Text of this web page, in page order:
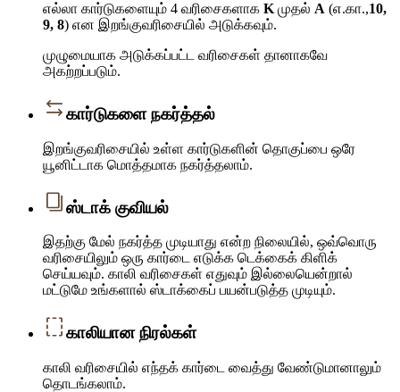
எல்லா கார்டுகளையும் 4 வரிசைகளாக Kமுதல் A (எ.கா.,10,
9, 8) என இறங்குவரிசையில் அடுக்கவும்.
முழுமையாக அடுக்கப்பட்ட வரிசைகள் தானாகவே
அகற்றப்படும்.
கார்டுகளை நகர்த்தல்
இறங்குவரிசையில் உள்ள கார்டுகளின் தொகுப்பை ஒரே
யூனிட்டாக மொத்தமாக நகர்த்தலாம்.
ஸ்டாக் குவியல்
இதற்கு மேல் நகர்த்த முடியாது என்ற நிலையில், ஒவ்வொரு
வரிசையிலும் ஒரு கார்டை எடுக்க டெக்கைக் கிளிக்
செய்யவும். காலி வரிசைகள் எதுவும் இல்லையென்றால்
மட்டுமே உங்களால் ஸ்டாக்கைப் பயன்படுத்த முடியும்.
காலியான நிரல்கள்
காலி வரிசையில் எந்தக் கார்டை வைத்து வேண்டுமானாலும்
தொடங்கலாம்.